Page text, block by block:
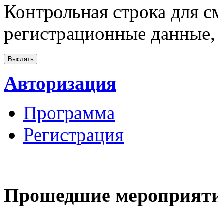
Контрольная строка для
регистрационные
Авторизация
Программа
Регистрация
Прошедшие